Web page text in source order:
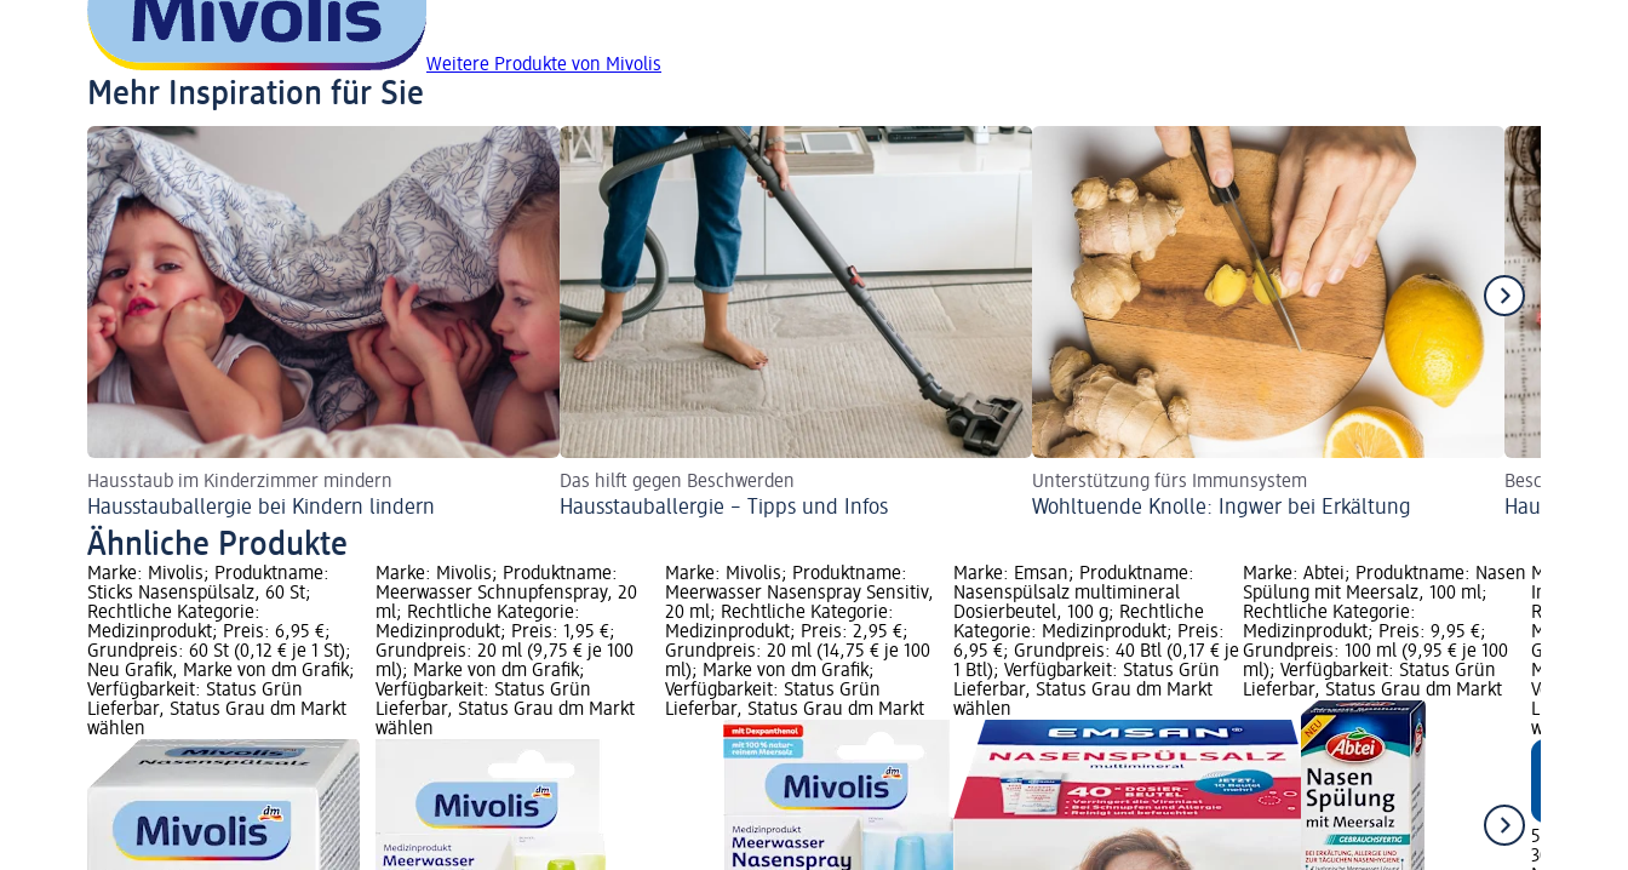
Weitere Produkte von Mivolis
Mehr Inspiration für Sie
Hausstaub im Kinderzimmer mindern
Hausstauballergie bei Kindern lindern
Das hilft gegen Beschwerden
Hausstauballergie – Tipps und Infos
Unterstützung fürs Immunsystem
Wohltuende Knolle: Ingwer bei Erkältung
Beschwerden
Hausmittel
Ähnliche Produkte
Marke: Mivolis; Produktname:
Sticks Nasenspülsalz, 60 St;
Rechtliche Kategorie:
Medizinprodukt; Preis: 6,95 €;
Grundpreis: 60 St (0,12 € je 1 St);
Neu Grafik, Marke von dm Grafik;
Verfügbarkeit: Status Grün
Lieferbar, Status Grau dm Markt
wählen
Marke: Mivolis; Produktname:
Meerwasser Schnupfenspray, 20
ml; Rechtliche Kategorie:
Medizinprodukt; Preis: 1,95 €;
Grundpreis: 20 ml (9,75 € je 100
ml); Marke von dm Grafik;
Verfügbarkeit: Status Grün
Lieferbar, Status Grau dm Markt
wählen
Marke: Mivolis; Produktname:
Meerwasser Nasenspray Sensitiv,
20 ml; Rechtliche Kategorie:
Medizinprodukt; Preis: 2,95 €;
Grundpreis: 20 ml (14,75 € je 100
ml); Marke von dm Grafik;
Verfügbarkeit: Status Grün
Lieferbar, Status Grau dm Markt
Marke: Emsan; Produktname:
Nasenspülsalz multimineral
Dosierbeutel, 100 g; Rechtliche
Kategorie: Medizinprodukt; Preis:
6,95 €; Grundpreis: 40 Btl (0,17 € je
1 Btl); Verfügbarkeit: Status Grün
Lieferbar, Status Grau dm Markt
wählen
Marke: Abtei; Produktname: Nasen
Spülung mit Meersalz, 100 ml;
Rechtliche Kategorie:
Medizinprodukt; Preis: 9,95 €;
Grundpreis: 100 ml (9,95 € je 100
ml); Verfügbarkeit: Status Grün
Lieferbar, Status Grau dm Markt
Marke:
Rechtliche
Marke von
Lieferbar,
wählen
5,95 €
30 St (0,20